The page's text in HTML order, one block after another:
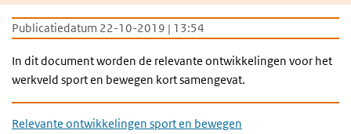
Publicatiedatum 22-10-2019 | 13:54
In dit document worden de relevante ontwikkelingen voor het
werkveld sport en bewegen kort samengevat.
Relevante ontwikkelingen sport en bewegen